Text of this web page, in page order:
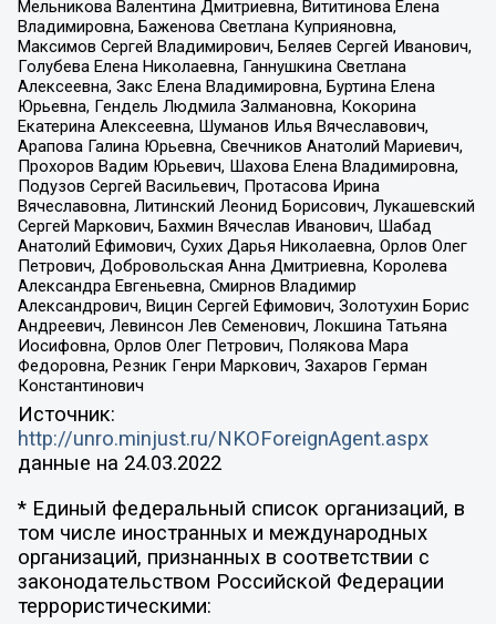
Мельникова Валентина Дмитриевна, Вититинова Елена
Владимировна, Баженова Светлана Куприяновна,
Максимов Сергей Владимирович, Беляев Сергей Иванович,
Голубева Елена Николаевна, Ганнушкина Светлана
Алексеевна, Закс Елена Владимировна, Буртина Елена
Юрьевна, Гендель Людмила Залмановна, Кокорина
Екатерина Алексеевна, Шуманов Илья Вячеславович,
Арапова Галина Юрьевна, Свечников Анатолий Мариевич,
Прохоров Вадим Юрьевич, Шахова Елена Владимировна,
Подузов Сергей Васильевич, Протасова Ирина
Вячеславовна, Литинский Леонид Борисович, Лукашевский
Сергей Маркович, Бахмин Вячеслав Иванович, Шабад
Анатолий Ефимович, Сухих Дарья Николаевна, Орлов Олег
Петрович, Добровольская Анна Дмитриевна, Королева
Александра Евгеньевна, Смирнов Владимир
Александрович, Вицин Сергей Ефимович, Золотухин Борис
Андреевич, Левинсон Лев Семенович, Локшина Татьяна
Иосифовна, Орлов Олег Петрович, Полякова Мара
Федоровна, Резник Генри Маркович, Захаров Герман
Константинович
Источник:
http://unro.minjust.ru/NKOForeignAgent.aspx
данные на 24.03.2022
* Единый федеральный список организаций, в
том числе иностранных и международных
организаций, признанных в соответствии с
законодательством Российской Федерации
террористическими: